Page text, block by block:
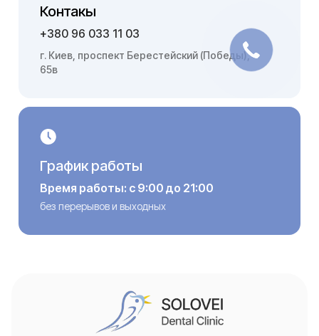
Контакы
+380 96 033 11 03
г. Киев, проспект Берестейский (Победы),
65в
График работы
Время работы: с 9:00 до 21:00
без перерывов и выходных